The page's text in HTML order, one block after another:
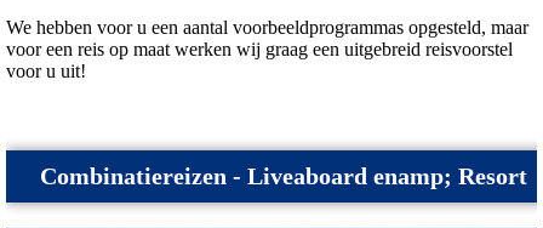
We hebben voor u een aantal voorbeeldprogrammas opgesteld, maar
voor een reis op maat werken wij graag een uitgebreid reisvoorstel
voor u uit!
Combinatiereizen - Liveaboard enamp; Resort